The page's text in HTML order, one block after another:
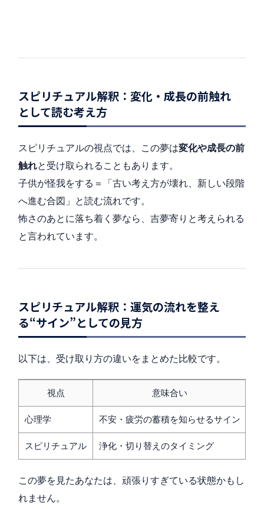
スピリチュアル解釈：変化・成長の前触れ
として読む考え方
スピリチュアルの視点では、この夢は変化や成長の前
触れと受け取られることもあります。
子供が怪我をする＝「古い考え方が壊れ、新しい段階
へ進む合図」と読む流れです。
怖さのあとに落ち着く夢なら、吉夢寄りと考えられる
と言われています。
スピリチュアル解釈：運気の流れを整え
る“サイン”としての見方
以下は、受け取り方の違いをまとめた比較です。
視点 意味合い
心理学 不安・疲労の蓄積を知らせるサイン
スピリチュアル 浄化・切り替えのタイミング
この夢を見たあなたは、頑張りすぎている状態かもし
れません。